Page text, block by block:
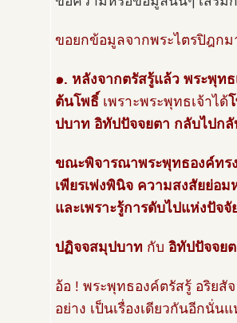
ขอยกข้อมูลจากพระไตรปิฎกม
๑. หลังจากตรัสรู้แล้ว พระพุท
ต้นโพธิ์ เพราะพระพุทธเจ้าได้
ปบาท อิทัปปัจจยตา กลับไปก
ขณะพิจารณาพระพุทธองค์ทร
เพียรเพ่งพินิจ ความสงสัยย่อ
และเพราะรู้การดับไปแห่งปัจ
ปฏิจจสมุปบาท กับ อิทัปปัจจย
อ้อ ! พระพุทธองค์ตรัสรู้ อริย
อย่าง เป็นเรื่องเดียวกันอีกนั่น